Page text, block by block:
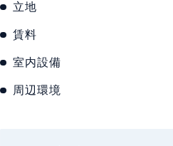
立地
賃料
室内設備
周辺環境